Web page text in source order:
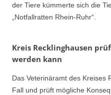
der Tiere kümmerte sich die
„Notfallratten Rhein-Ruhr“.
Kreis Recklinghausen
werden kann
Das Veterinäramt des Kreises
Fall und prüft mögliche